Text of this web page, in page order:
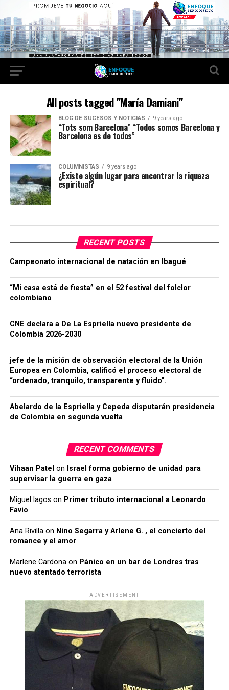
All posts tagged "María Damiani"
BLOG DE SUCESOS Y NOTICIAS 9 years ago
“Tots som Barcelona” “Todos somos Barcelona y
Barcelona es de todos”
COLUMNISTAS 9 years ago
¿Existe algún lugar para encontrar la riqueza
espiritual?
RECENT POSTS
Campeonato internacional de natación en Ibagué
“Mi casa está de fiesta” en el 52 festival del folclor
colombiano
CNE declara a De La Espriella nuevo presidente de
Colombia 2026-2030
jefe de la misión de observación electoral de la Unión
Europea en Colombia, calificó el proceso electoral de
“ordenado, tranquilo, transparente y fluido”.
Abelardo de la Espriella y Cepeda disputarán presidencia
de Colombia en segunda vuelta
RECENT COMMENTS
Vihaan Patel on Israel forma gobierno de unidad para
supervisar la guerra en gaza
Miguel lagos on Primer tributo internacional a Leonardo
Favio
Ana Rivillaon Nino Segarra y Arlene G. , el concierto del
romance y el amor
Marlene Cardonaon Pánico en un bar de Londres tras
nuevo atentado terrorista
ADVERTISEMENT